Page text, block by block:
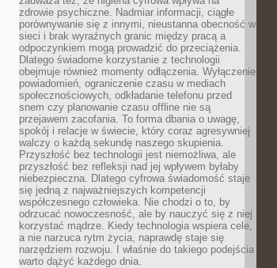
zdrowie psychiczne. Nadmiar informacji, ciągłe
porównywanie się z innymi, nieustanna obecność w
sieci i brak wyraźnych granic między pracą a
odpoczynkiem mogą prowadzić do przeciążenia.
Dlatego świadome korzystanie z technologii
obejmuje również momenty odłączenia. Wyłączenie
powiadomień, ograniczenie czasu w mediach
społecznościowych, odkładanie telefonu przed
snem czy planowanie czasu offline nie są
przejawem zacofania. To forma dbania o uwagę,
spokój i relacje w świecie, który coraz agresywniej
walczy o każdą sekundę naszego skupienia.
Przyszłość bez technologii jest niemożliwa, ale
przyszłość bez refleksji nad jej wpływem byłaby
niebezpieczna. Dlatego cyfrowa świadomość staje
się jedną z najważniejszych kompetencji
współczesnego człowieka. Nie chodzi o to, by
odrzucać nowoczesność, ale by nauczyć się z niej
korzystać mądrze. Kiedy technologia wspiera cele,
a nie narzuca rytm życia, naprawdę staje się
narzędziem rozwoju. I właśnie do takiego podejścia
warto dążyć każdego dnia.